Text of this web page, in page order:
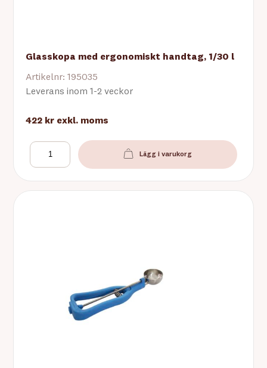
Glasskopa med ergonomiskt handtag, 1/30 l
Artikelnr: 195035
Leverans inom 1-2 veckor
422 kr exkl. moms
Lägg i varukorg